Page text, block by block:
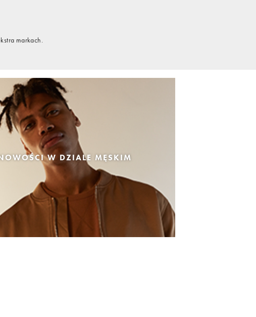
markach.
W DZIALE MĘSKIM